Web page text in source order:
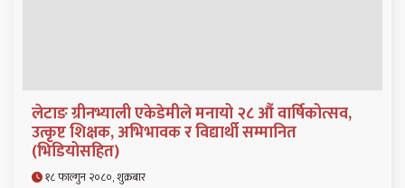
लेटाङ ग्रीनभ्याली एकेडेमीले मनायो २८ औं वार्षिकोत्सव,
उत्कृष्ट शिक्षक, अभिभावक र विद्यार्थी सम्मानित
(भिडियोसहित)
१८ फाल्गुन २०८०, शुक्रबार